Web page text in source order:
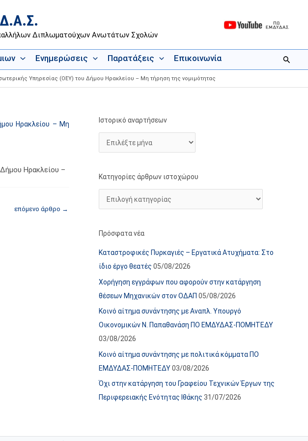
Διπλωματούχων Ανωτάτων Σχολών
Ενημερώσεις Παρατάξεις Επικοινωνία
Υπηρεσίας (ΟΕΥ) του Δήμου Ηρακλείου – Μη τήρηση της νομιμότητας
Ηρακλείου – Μη
Ηρακλείου –
επόμενο άρθρο →
Ιστορικό αναρτήσεων
Ι
σ
ρ
ι
α
τ
ή
σ
ε
ω
ν
Κατηγορίες άρθρων ιστοχώρου
Κ
α
γ
ο
ε
θ
ρ
ω
ν
ι
σ
τ
ο
χ
ο
Πρόσφατα νέα
Καταστροφικές Πυρκαγιές – Εργατικά Ατυχήματα: Στο
ίδιο έργο θεατές 05/08/2026
Χορήγηση εγγράφων που αφορούν στην κατάργηση
θέσεων Μηχανικών στον ΟΔΑΠ 05/08/2026
Κοινό αίτημα συνάντησης με Αναπλ. Υπουργό
Οικονομικών Ν. Παπαθανάση ΠΟ ΕΜΔΥΔΑΣ-ΠΟΜΗΤΕΔΥ
03/08/2026
Κοινό αίτημα συνάντησης με πολιτικά κόμματα ΠΟ
ΕΜΔΥΔΑΣ-ΠΟΜΗΤΕΔΥ03/08/2026
Όχι στην κατάργηση του Γραφείου Τεχνικών Έργων της
Περιφερειακής Ενότητας Ιθάκης 31/07/2026